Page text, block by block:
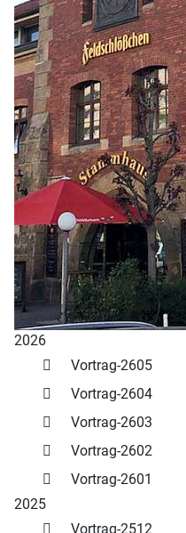
2026
Vortrag-2605
Vortrag-2604
Vortrag-2603
Vortrag-2602
Vortrag-2601
2025
Vortrag-2512